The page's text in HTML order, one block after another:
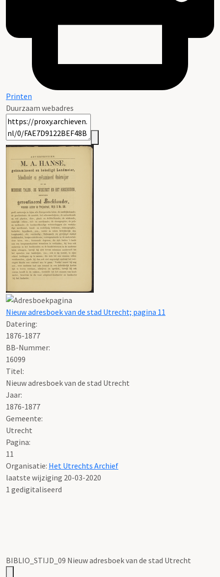
Printen
Duurzaam webadres
Nieuw adresboek van de stad Utrecht; pagina 11
Datering:
1876-1877
BB-Nummer:
16099
Titel:
Nieuw adresboek van de stad Utrecht
Jaar:
1876-1877
Gemeente:
Utrecht
Pagina:
11
Organisatie: Het Utrechts Archief
laatste wijziging 20-03-2020
1 gedigitaliseerd
BIBLIO_STIJD_09 Nieuw adresboek van de stad Utrecht